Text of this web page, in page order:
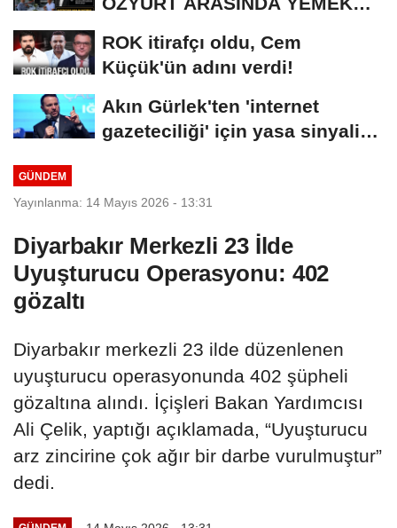
ROK itirafçı oldu, Cem
Küçük'ün adını verdi!
Akın Gürlek'ten 'internet
gazeteciliği' için yasa sinyali:
GÜNDEM
Yayınlanma: 14 Mayıs 2026 - 13:31
Diyarbakır Merkezli 23 İlde
Uyuşturucu Operasyonu: 402
gözaltı
Diyarbakır merkezli 23 ilde düzenlenen
uyuşturucu operasyonunda 402 şüpheli
gözaltına alındı. İçişleri Bakan Yardımcısı
Ali Çelik, yaptığı açıklamada, “Uyuşturucu
arz zincirine çok ağır bir darbe vurulmuştur”
dedi.